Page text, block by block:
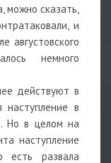
можно сказать,
и
августовского
немного
действуют в
наступление в
Но в целом на
наступление
есть развала